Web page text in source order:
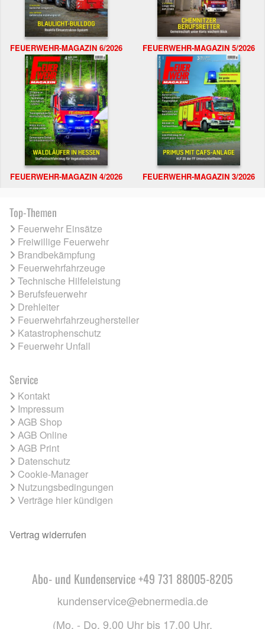
FEUERWEHR-MAGAZIN 6/2026 FEUERWEHR-MAGAZIN 5/2026
FEUERWEHR-MAGAZIN 4/2026 FEUERWEHR-MAGAZIN 3/2026
Top-Themen
Feuerwehr Einsätze
Freiwillige Feuerwehr
Brandbekämpfung
Feuerwehrfahrzeuge
Technische Hilfeleistung
Berufsfeuerwehr
Drehleiter
Feuerwehrfahrzeughersteller
Katastrophenschutz
Feuerwehr Unfall
Service
Kontakt
Impressum
AGB Shop
AGB Online
AGB Print
Datenschutz
Cookie-Manager
Nutzungsbedingungen
Verträge hier kündigen
Vertrag widerrufen
Abo- und Kundenservice +49 731 88005-8205
kundenservice@ebnermedia.de
(Mo. - Do. 9.00 Uhr bis 17.00 Uhr,